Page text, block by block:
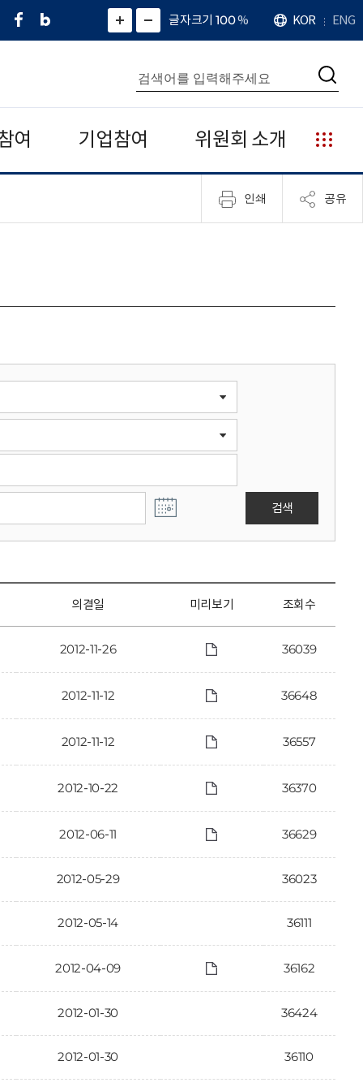
페
네
그
)
화
면
면
소
확
대
치
글자크기 100%
언
어
KOR ENG
통
합
검
색
검
여 기업참여 위원회 소개
누
리
집
안
인쇄 공유
검색
의결일 미리보기 조회수
2012-11-26 36039
2012-11-12 36648
2012-11-12 36557
2012-10-22 36370
2012-06-11 36629
2012-05-29 36023
2012-05-14 36111
2012-04-09 36162
2012-01-30 36424
2012-01-30 36110